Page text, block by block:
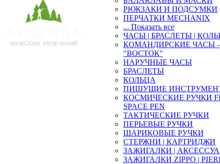
РЮКЗАКИ И ПОДСУМКИ
ПЕРЧАТКИ MECHANIX
... Показать все
ЧАСЫ | БРАСЛЕТЫ |
КОМАНДИРСКИЕ ЧАСЫ -
"ВОСТОК"
НАРУЧНЫЕ ЧАСЫ
БРАСЛЕТЫ
КОЛЬЦА
ПИШУЩИЕ
КОСМИЧЕСКИЕ РУЧКИ
SPACE PEN
ТАКТИЧЕСКИЕ РУЧКИ
ПЕРЬЕВЫЕ РУЧКИ
ШАРИКОВЫЕ РУЧКИ
СТЕРЖНИ | КАРТРИДЖИ
ЗАЖИГАЛКИ |
ЗАЖИГАЛКИ ZIPPO |